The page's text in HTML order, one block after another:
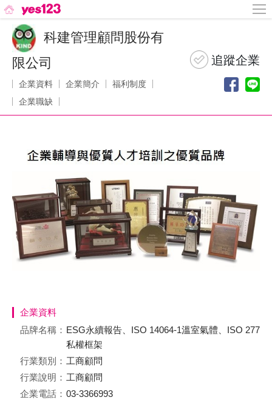
科建管理顧問股份有
限公司
企業資料 企業簡介
福利制度
企業職缺
企業資料
品牌名稱： ESG永續報告、ISO 14064-1溫室氣體、ISO 27701
私權框架
行業類別： 工商顧問
行業說明： 工商顧問
企業電話： 03-3366993